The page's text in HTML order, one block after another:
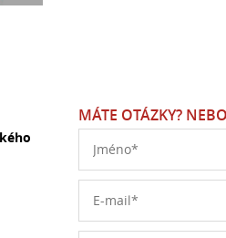
MÁTE OTÁZKY?